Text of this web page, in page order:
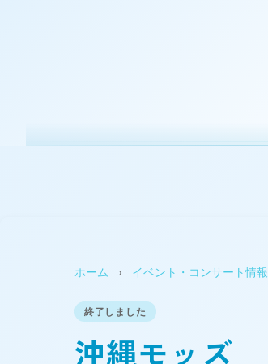
ホーム › イベント・コンサート情報
終了しました
沖縄モッズ